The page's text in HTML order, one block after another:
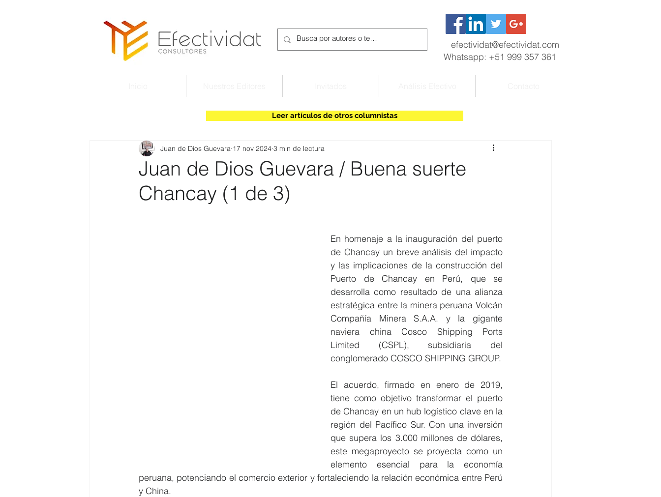
efectividat@efectividat.com
Whatsapp: +51 999 357 361
Leer artículos de otros columnistas
Juan de Dios Guevara / Buena suerte
Chancay (1 de 3)
Juan de Dios Guevara 17 nov 2024 3 min de lectura
En homenaje a la inauguración del puerto
de Chancay un breve análisis del impacto
y las implicaciones de la construcción del
Puerto de Chancay en Perú, que se
desarrolla como resultado de una alianza
estratégica entre la minera peruana Volcán
Compañía Minera S.A.A. y la gigante
naviera china Cosco Shipping Ports
Limited (CSPL), subsidiaria del
conglomerado COSCO SHIPPING GROUP.
El acuerdo, firmado en enero de 2019,
tiene como objetivo transformar el puerto
de Chancay en un hub logístico clave en la
región del Pacífico Sur. Con una inversión
que supera los 3.000 millones de dólares,
este megaproyecto se proyecta como un
elemento esencial para la economía
peruana, potenciando el comercio exterior y fortaleciendo la relación económica entre Perú
y China.